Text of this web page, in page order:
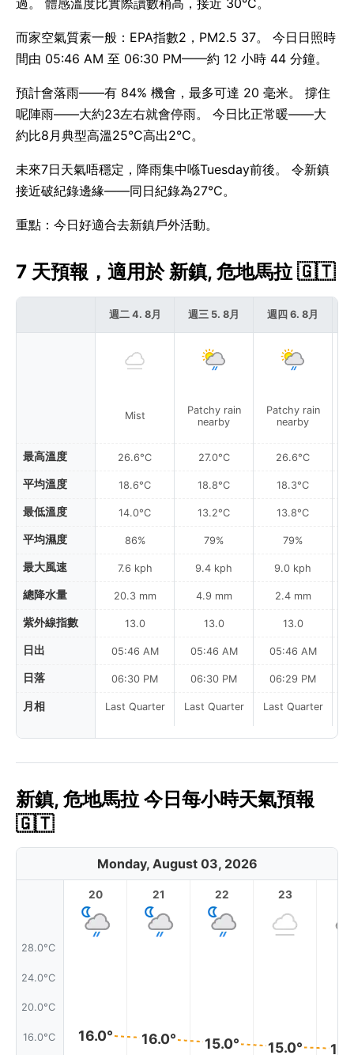
過。 體感溫度比實際讀數稍高，接近 30°C。
而家空氣質素一般：EPA指數2，PM2.5 37。 今日日照時
間由 05:46 AM 至 06:30 PM——約 12 小時 44 分鐘。
預計會落雨——有 84% 機會，最多可達 20 毫米。 撐住
呢陣雨——大約23左右就會停雨。 今日比正常暖——大
約比8月典型高溫25°C高出2°C。
未來7日天氣唔穩定，降雨集中喺Tuesday前後。 令新鎮
接近破紀錄邊緣——同日紀錄為27°C。
重點：今日好適合去新鎮戶外活動。
7 天預報，適用於 新鎮, 危地馬拉 🇬🇹
最高溫度
平均溫度
最低溫度
平均濕度
最大風速
總降水量
紫外線指數
日出
日落
月相
週二 4. 8月
Mist
26.6°C
18.6°C
14.0°C
86%
7.6 kph
20.3 mm
13.0
05:46 AM
06:30 PM
Last Quarter
週三 5. 8月
Patchy rain
nearby
27.0°C
18.8°C
13.2°C
79%
9.4 kph
4.9 mm
13.0
05:46 AM
06:30 PM
Last Quarter
週四 6. 8月
Patchy rain
nearby
26.6°C
18.3°C
13.8°C
79%
9.0 kph
2.4 mm
13.0
05:46 AM
06:29 PM
Last Quarter
新鎮, 危地馬拉 今日每小時天氣預報
🇬🇹
Monday, August 03, 2026
28.0°C
24.0°C
20.0°C
16.0°C
20
16.0°
21
16.0°
22
15.0°
23
15.0°